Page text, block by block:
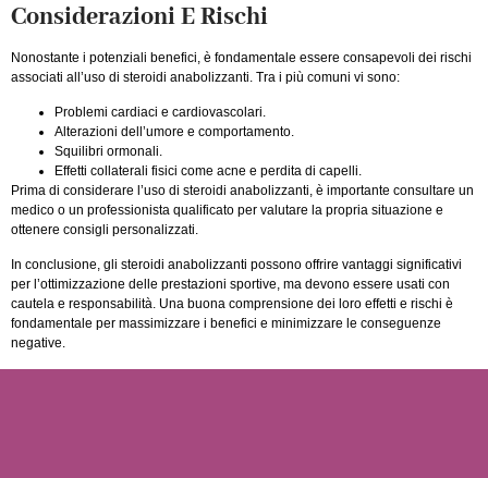
Considerazioni E Rischi
Nonostante i potenziali benefici, è fondamentale essere consapevoli dei rischi
associati all’uso di steroidi anabolizzanti. Tra i più comuni vi sono:
Problemi cardiaci e cardiovascolari.
Alterazioni dell’umore e comportamento.
Squilibri ormonali.
Effetti collaterali fisici come acne e perdita di capelli.
Prima di considerare l’uso di steroidi anabolizzanti, è importante consultare un
medico o un professionista qualificato per valutare la propria situazione e
ottenere consigli personalizzati.
In conclusione, gli steroidi anabolizzanti possono offrire vantaggi significativi
per l’ottimizzazione delle prestazioni sportive, ma devono essere usati con
cautela e responsabilità. Una buona comprensione dei loro effetti e rischi è
fondamentale per massimizzare i benefici e minimizzare le conseguenze
negative.